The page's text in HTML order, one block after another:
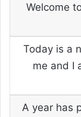
Welcome
Today is a
me and I
A year has